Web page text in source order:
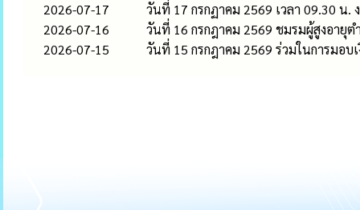
2026-07-17
วันที่ 17 กรกฏาคม 2569 เวลา 09.30 น
2026-07-16
วันที่ 16 กรกฎาคม 2569 ชมรมผู้สูงอายุต
2026-07-15
วันที่ 15 กรกฎาคม 2569 ร่วมในการมอบ